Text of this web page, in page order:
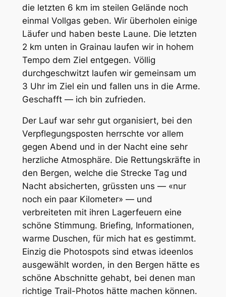
die letzten 6 km im steilen Gelände noch
einmal Vollgas geben. Wir überholen einige
Läufer und haben beste Laune. Die letzten
2 km unten in Grainau laufen wir in hohem
Tempo dem Ziel entgegen. Völlig
durchgeschwitzt laufen wir gemeinsam um
3 Uhr im Ziel ein und fallen uns in die Arme.
Geschafft — ich bin zufrieden.
Der Lauf war sehr gut organisiert, bei den
Verpflegungsposten herrschte vor allem
gegen Abend und in der Nacht eine sehr
herzliche Atmosphäre. Die Rettungskräfte in
den Bergen, welche die Strecke Tag und
Nacht absicherten, grüssten uns — «nur
noch ein paar Kilometer» — und
verbreiteten mit ihren Lagerfeuern eine
schöne Stimmung. Briefing, Informationen,
warme Duschen, für mich hat es gestimmt.
Einzig die Photospots sind etwas ideenlos
ausgewählt worden, in den Bergen hätte es
schöne Abschnitte gehabt, bei denen man
richtige Trail-Photos hätte machen können.